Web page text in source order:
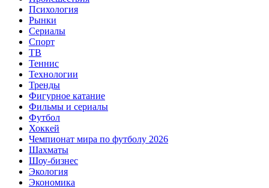
Психология
Рынки
Сериалы
Спорт
ТВ
Теннис
Технологии
Тренды
Фигурное катание
Фильмы и сериалы
Футбол
Хоккей
Чемпионат мира по футболу 2026
Шахматы
Шоу-бизнес
Экология
Экономика